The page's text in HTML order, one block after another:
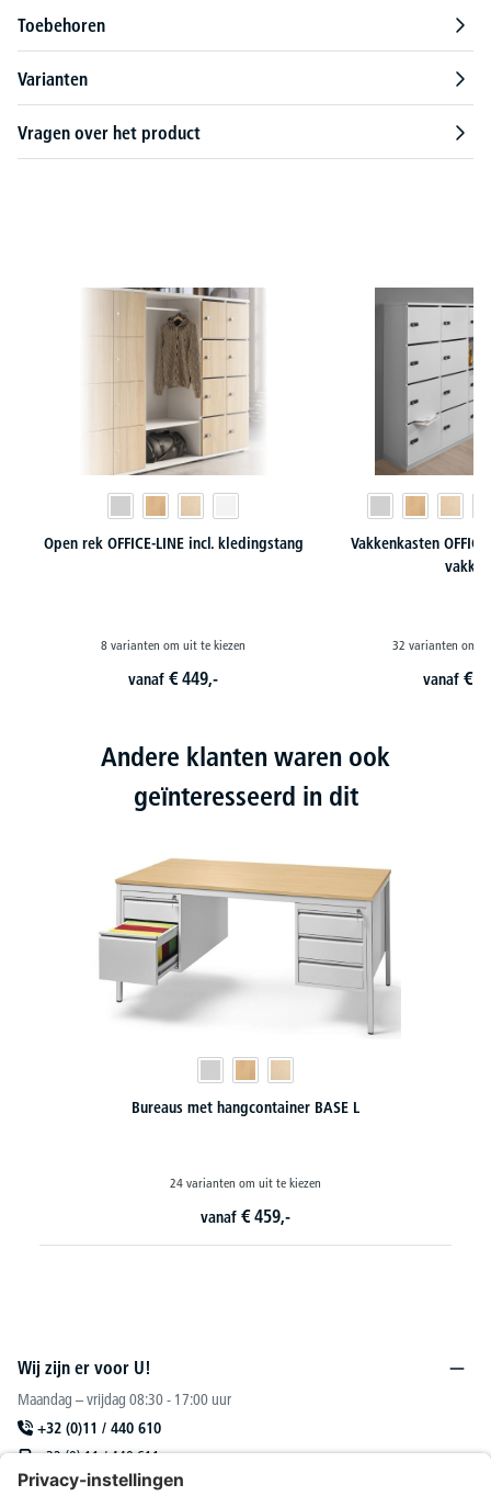
Toebehoren
Varianten
Vragen over het product
Open rek OFFICE-LINE incl. kledingstang
8 varianten om uit te kiezen
vanaf€ 449,-
Vakkenkasten
vakken
32 varianten om
vanaf€
Andere klanten waren ook
geïnteresseerd in dit
Open rek OFFICE-LINE incl. kledingstang
8 varianten om uit te kiezen
vanaf€ 449,-
Wij zijn er voor U!
Maandag – vrijdag 08:30 - 17:00 uur
+32 (0)11 / 440 610
+32 (0) 11 / 440 611
sales@deskin.be